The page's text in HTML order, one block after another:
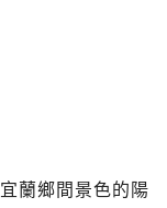
蘭鄉間景色的陽